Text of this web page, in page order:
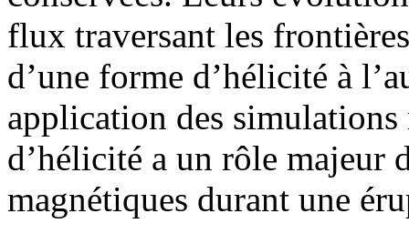
flux traversant les
d’une forme d’hélicité à
application des
d’hélicité a un rôle majeur
magnétiques durant une